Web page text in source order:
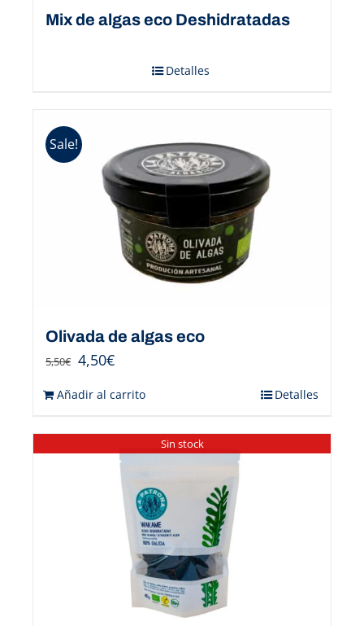
Mix de algas eco Deshidratadas
Detalles
Sale!
Olivada de algas eco
5,50€ 4,50€
Añadir al carrito Detalles
Sin stock